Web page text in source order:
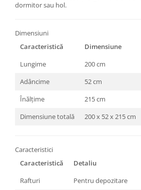
dormitor sau hol.
Dimensiuni
Caracteristică
Dimensiune
Lungime
200 cm
Adâncime
52 cm
Înălțime
215 cm
Dimensiune totală
200 x 52 x 215 cm
Caracteristici
Caracteristică
Detaliu
Rafturi
Pentru depozitare